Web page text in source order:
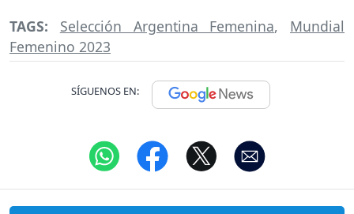
TAGS: Selección Argentina Femenina, Mundial
Femenino 2023
SÍGUENOS EN: